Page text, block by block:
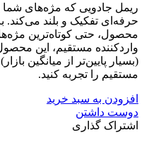
ریمل جادویی که مژه‌های
حرفه‌ای تفکیک و بلند
محصول، حتی کوتاه‌ترین
(بسیار پایین‌تر از میانگین
مستقیم را تجربه کنید.
افزودن به سبد خرید
دوست داشتن
اشتراک گذاری